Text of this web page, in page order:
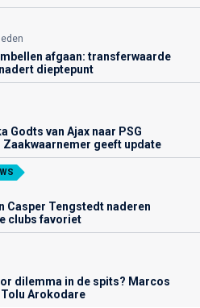
afgaan: transferwaarde
dieptepunt
Godts van Ajax naar PSG
Zaakwaarnemer geeft update
Casper Tengstedt naderen
clubs favoriet
dilemma in de spits? Marcos
Arokodare